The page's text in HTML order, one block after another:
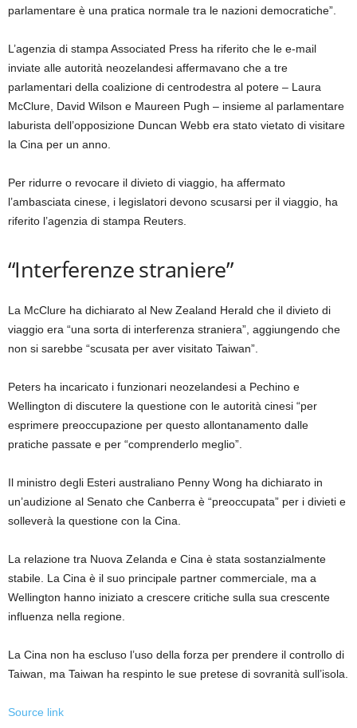
parlamentare è una pratica normale tra le nazioni democratiche”.
L’agenzia di stampa Associated Press ha riferito che le e-mail
inviate alle autorità neozelandesi affermavano che a tre
parlamentari della coalizione di centrodestra al potere – Laura
McClure, David Wilson e Maureen Pugh – insieme al parlamentare
laburista dell’opposizione Duncan Webb era stato vietato di visitare
la Cina per un anno.
Per ridurre o revocare il divieto di viaggio, ha affermato
l’ambasciata cinese, i legislatori devono scusarsi per il viaggio, ha
riferito l’agenzia di stampa Reuters.
“Interferenze straniere”
La McClure ha dichiarato al New Zealand Herald che il divieto di
viaggio era “una sorta di interferenza straniera”, aggiungendo che
non si sarebbe “scusata per aver visitato Taiwan”.
Peters ha incaricato i funzionari neozelandesi a Pechino e
Wellington di discutere la questione con le autorità cinesi “per
esprimere preoccupazione per questo allontanamento dalle
pratiche passate e per “comprenderlo meglio”.
Il ministro degli Esteri australiano Penny Wong ha dichiarato in
un’audizione al Senato che Canberra è “preoccupata” per i divieti e
solleverà la questione con la Cina.
La relazione tra Nuova Zelanda e Cina è stata sostanzialmente
stabile. La Cina è il suo principale partner commerciale, ma a
Wellington hanno iniziato a crescere critiche sulla sua crescente
influenza nella regione.
La Cina non ha escluso l’uso della forza per prendere il controllo di
Taiwan, ma Taiwan ha respinto le sue pretese di sovranità sull’isola.
Source link